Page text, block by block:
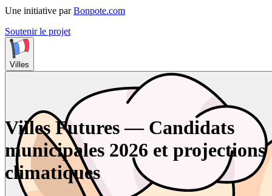
Une initiative par Bonpote.com
Soutenir le projet
Villes
Villes Futures — Candidats
municipales 2026 et projections
climatiques